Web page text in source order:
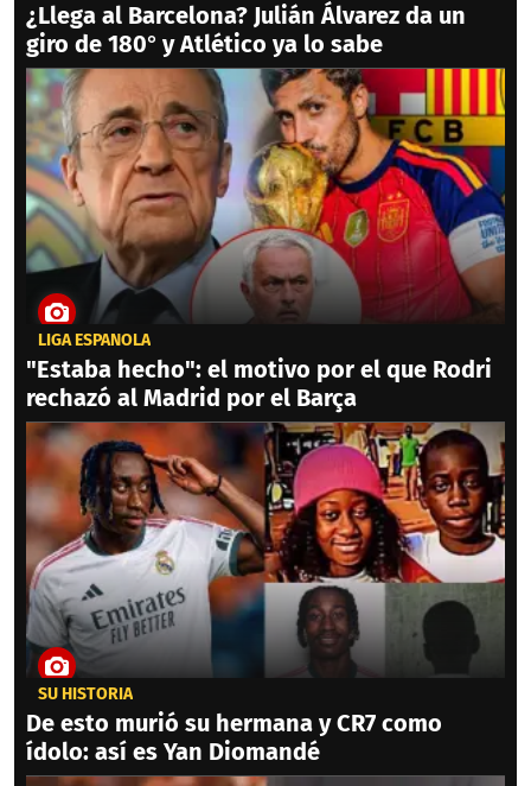
¿Llega al Barcelona? Julián Álvarez da un
giro de 180° y Atlético ya lo sabe
LIGA ESPAÑOLA
"Estaba hecho": el motivo por el que Rodri
rechazó al Madrid por el Barça
SU HISTORIA
De esto murió su hermana y CR7 como
ídolo: así es Yan Diomandé